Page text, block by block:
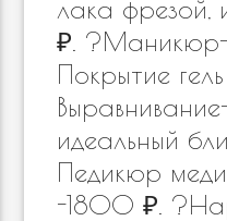
лака
₽.
Покрытие
идеальный
Педикюр
-1800 ₽.